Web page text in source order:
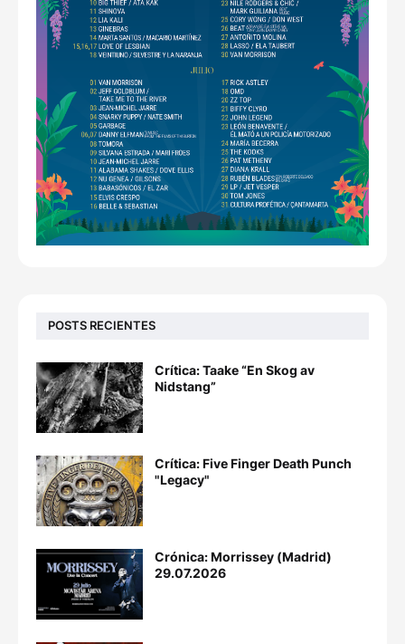
POSTS RECIENTES
Crítica: Taake “En Skog av
Nidstang”
Crítica: Five Finger Death Punch
"Legacy"
Crónica: Morrissey (Madrid)
29.07.2026